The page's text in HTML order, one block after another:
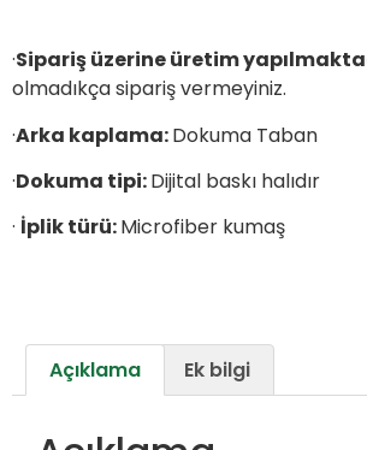
·Sipariş üzerine üretim
olmadıkça sipariş vermeyiniz.
·Arka kaplama:Dokuma Taban
·Dokuma tipi:Dijital baskı halıdır
· İplik türü:Microfiber kumaş
Açıklama Ek bilgi